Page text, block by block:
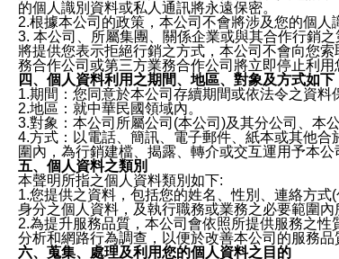
的個人識別資料或私人通訊將永遠保密。
2.根據本公司的政策，本公司不會將涉及您的個人
3. 本公司、所屬集團、關係企業或與其合作行銷
將提供您表示拒絕行銷之方式，本公司不會向您
務合作公司或第三方業務合作公司將立即停止利用
四、個人資料利用之期間、地區、對象及方式如下
1.期間：您同意於本公司存續期間或依法令之資
2.地區：就中華民國領域內。
3.對象：本公司所屬公司(本公司)及其分公司、本
4.方式：以電話、簡訊、電子郵件、紙本或其他
圍內，為行銷建檔、揭露、轉介或交互運用予本公
五、個人資料之類別
本聲明所指之個人資料類別如下:
1.您提供之資料，包括您的姓名、性別、連絡方
身分之個人資料，及執行職務或業務之必要範圍內
2.為提升服務品質，本公司會依照所提供服務之
分析和網路行為調查，以便於改善本公司的服務
六、蒐集、處理及利用您的個人資料之目的